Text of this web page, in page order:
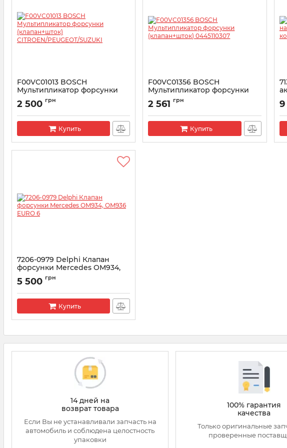
F00VC01013 BOSCH
Мультипликатор форсунки
(клапан+шток)
CITROEN/PEUGEOT/SUZUKI
Артикул: F00VC01013
2 500 грн
Купить
F00VC01356 BOSCH
Мультипликатор форсунки
(клапан+шток) 0445110307
Артикул:
2 561 грн
Купить
7206-0979 Delphi Клапан
форсунки Mercedes OM934,
OM936 EURO 6
Артикул:
5 500 грн
Купить
14 дней на
возврат товара
Если Вы не устанавливали запчасть на
автомобиль и соблюдена целостность
упаковки
100% гарантия
качества
Только оригинальные
проверенные